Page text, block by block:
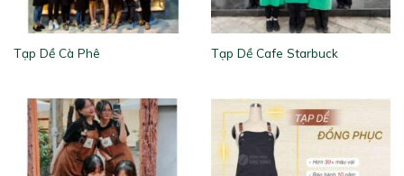
Tạp Dề Cà Phê Tạp Dề Cafe Starbuck